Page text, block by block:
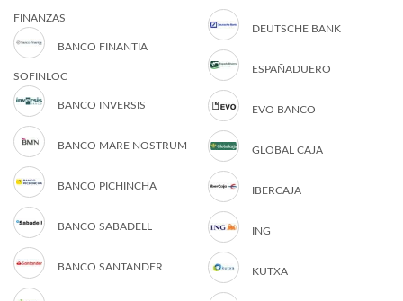
FINANZAS
BANCO FINANTIA
SOFINLOC
BANCO INVERSIS
BANCO MARE NOSTRUM
BANCO PICHINCHA
BANCO SABADELL
BANCO SANTANDER
DEUTSCHE BANK
ESPAÑADUERO
EVO BANCO
GLOBAL CAJA
IBERCAJA
ING
KUTXA